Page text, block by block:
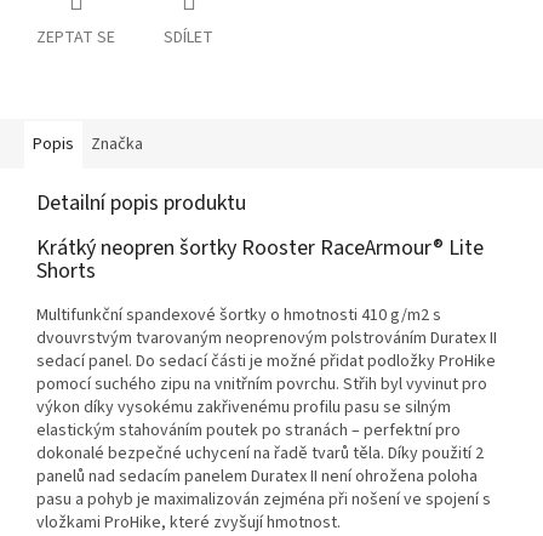
ZEPTAT SE SDÍLET
Popis Značka
Detailní popis produktu
Krátký neopren šortky Rooster RaceArmour® Lite
Shorts
Multifunkční spandexové šortky o hmotnosti 410 g/m2 s
dvouvrstvým tvarovaným neoprenovým polstrováním Duratex II
sedací panel. Do sedací části je možné přidat podložky ProHike
pomocí suchého zipu na vnitřním povrchu. Střih byl vyvinut pro
výkon díky vysokému zakřivenému profilu pasu se silným
elastickým stahováním poutek po stranách – perfektní pro
dokonalé bezpečné uchycení na řadě tvarů těla. Díky použití 2
panelů nad sedacím panelem Duratex II není ohrožena poloha
pasu a pohyb je maximalizován zejména při nošení ve spojení s
vložkami ProHike, které zvyšují hmotnost.